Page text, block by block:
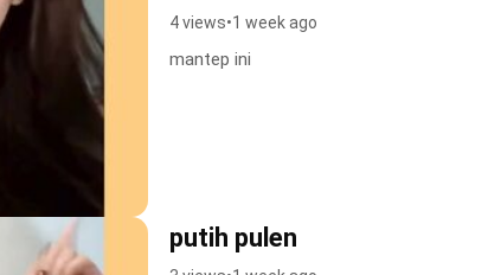
4 views•1 week ago
mantep ini
putih pulen